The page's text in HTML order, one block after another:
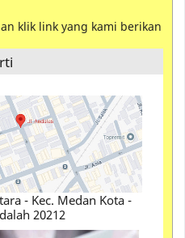
klik link yang kami berikan
Membeli Rumah Yang